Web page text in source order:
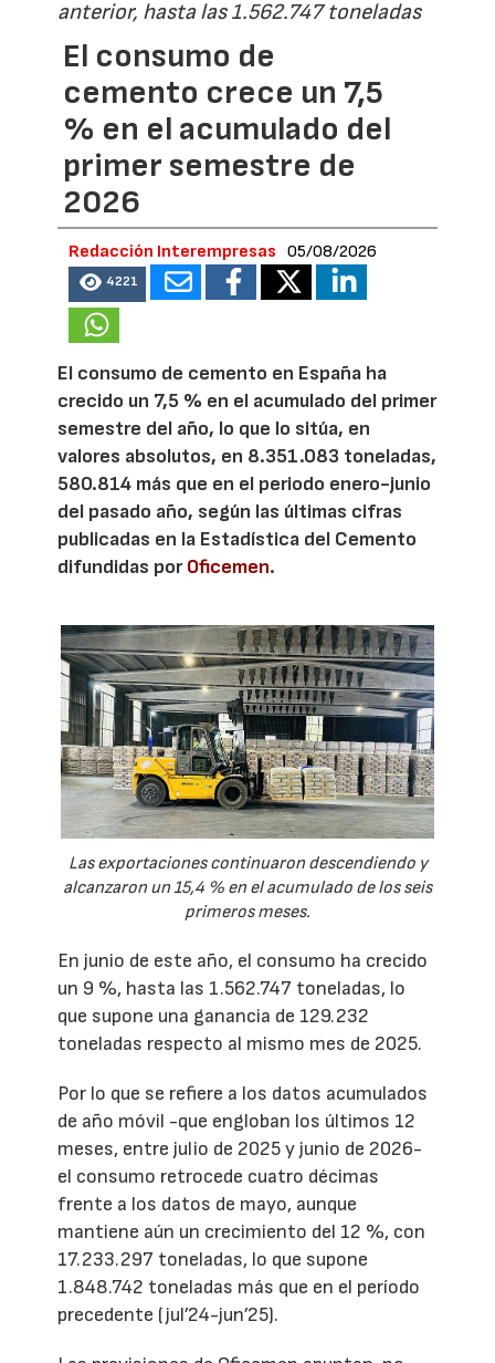
anterior, hasta las 1.562.747 toneladas
El consumo de
cemento crece un 7,5
% en el acumulado del
primer semestre de
2026
Redacción Interempresas 05/08/2026
4221
El consumo de cemento en España ha
crecido un 7,5 % en el acumulado del primer
semestre del año, lo que lo sitúa, en
valores absolutos, en 8.351.083 toneladas,
580.814 más que en el periodo enero-junio
del pasado año, según las últimas cifras
publicadas en la Estadística del Cemento
difundidas porOficemen.
Las exportaciones continuaron descendiendo y
alcanzaron un 15,4 % en el acumulado de los seis
primeros meses.
En junio de este año, el consumo ha crecido
un 9 %, hasta las 1.562.747 toneladas, lo
que supone una ganancia de 129.232
toneladas respecto al mismo mes de 2025.
Por lo que se refiere a los datos acumulados
de año móvil -que engloban los últimos 12
meses, entre julio de 2025 y junio de 2026-
el consumo retrocede cuatro décimas
frente a los datos de mayo, aunque
mantiene aún un crecimiento del 12 %, con
17.233.297 toneladas, lo que supone
1.848.742 toneladas más que en el período
precedente (jul’24-jun’25).